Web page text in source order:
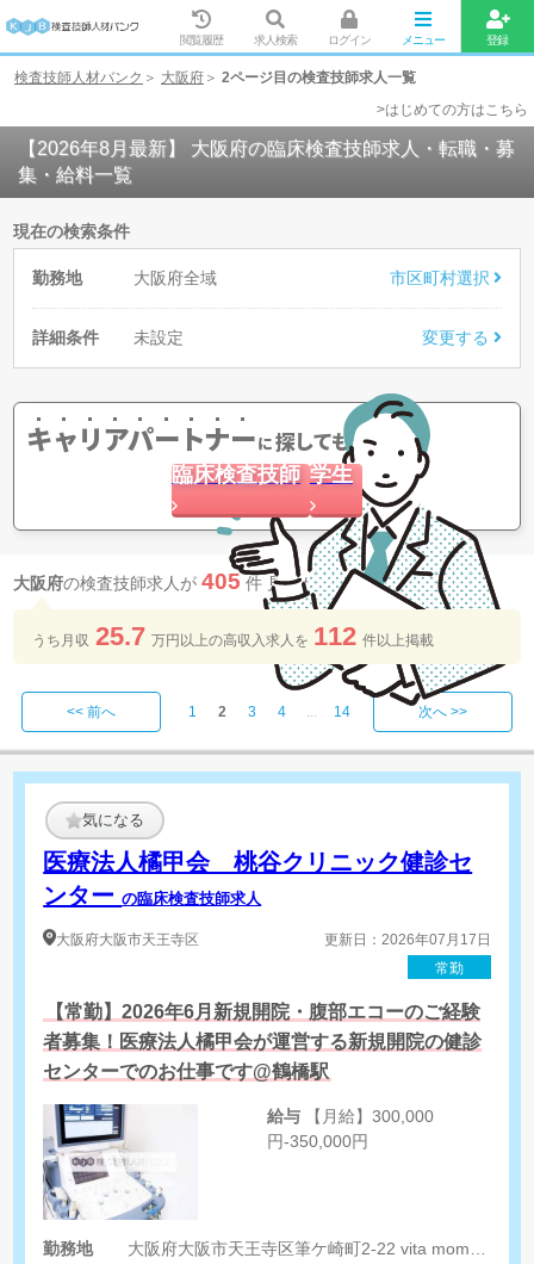
閲覧履歴 求人検索 ログイン メニュー 登録
検査技師人材バンク 大阪府
2ページ目の検査技師求人一覧
>はじめての方はこちら
【2026年8月最新】 大阪府の臨床検査技師求人・転職・募
集・給料一覧
現在の検索条件
勤務地 大阪府全域 市区町村選択
詳細条件 未設定 変更する
キャリアパートナーに探してもらう
臨床検査技師 学生
大阪府の検査技師求人が 405 件 見つかりました
うち月収 25.7 万円以上の​高収入求人を​ 112 件以上​掲載
<< 前へ 1 2 3 4 ... 14 次へ >>
気になる
医療法人橘甲会 桃谷クリニック健診セ
ンターの臨床検査技師求人
大阪府大阪市天王寺区
更新日：2026年07月17日
常勤
【常勤】2026年6月新規開院・腹部エコーのご経験
者募集！医療法人橘甲会が運営する新規開院の健診
センターでのお仕事です@鶴橋駅
給与
円-350,000円
勤務地
大阪府大阪市天王寺区筆ケ崎町2-22 vita momoyama2F